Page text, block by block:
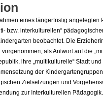
eines längerfristig angelegten
bzw. interkulturellen“
beobachtet. Die
als Antwort auf die
ihre „multikulturelle“ Stadt und
der
Zielsetzungen und
zur In­terkulturellen